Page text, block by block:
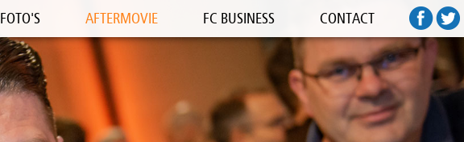
FOTO'S AFTERMOVIE FC BUSINESS CONTACT